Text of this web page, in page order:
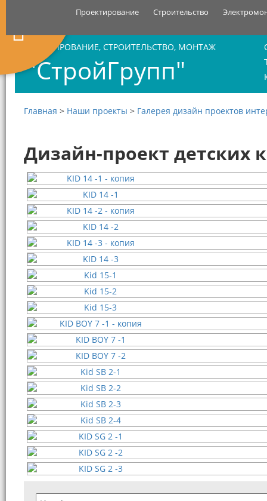
Проектирование Строительство
ПРОЕКТИРОВАНИЕ, СТРОИТЕЛЬСТВО, МОНТАЖ
"СтройГрупп"
Главная > Наши проекты > Галерея дизайн проектов
Дизайн-проект детских